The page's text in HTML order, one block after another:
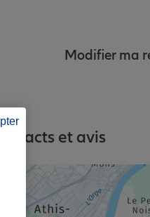
Modifier ma
et avis